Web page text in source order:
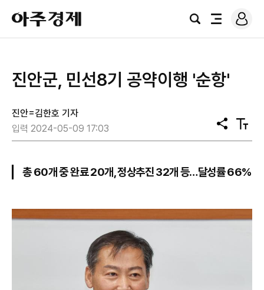
아
주
경
검
전
로
그
진안군, 민선8기 공약이행 '순항'
진안=김한호 기자
입력 2024-05-09 17:03
공
유
텍
스
기
총 60개 중 완료 20개, 정상추진 32개 등…달성률 66%